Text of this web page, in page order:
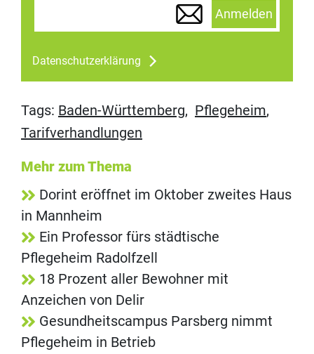
Anmelden
Datenschutzerklärung
Tags: Baden-Württemberg, Pflegeheim,
Tarifverhandlungen
Mehr zum Thema
Dorint eröffnet im Oktober zweites Haus
in Mannheim
Ein Professor fürs städtische
Pflegeheim Radolfzell
18 Prozent aller Bewohner mit
Anzeichen von Delir
Gesundheitscampus Parsberg nimmt
Pflegeheim in Betrieb